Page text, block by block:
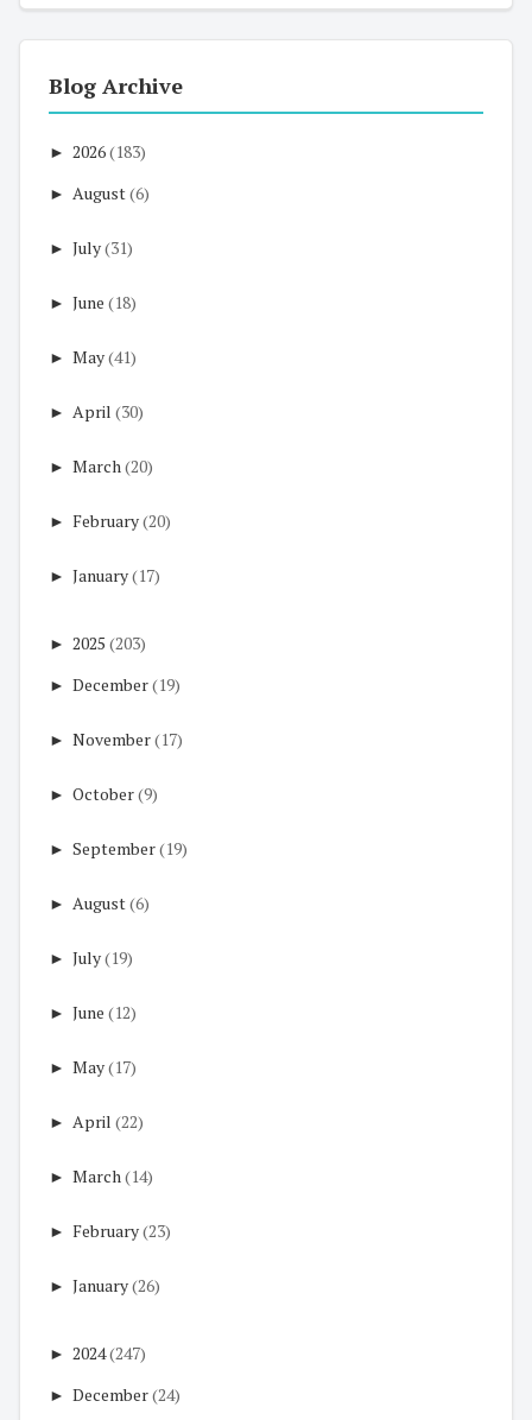
Blog Archive
► 2026(183)
► August(6)
► July(31)
► June (18)
► May(41)
► April (30)
► March(20)
► February(20)
► January(17)
► 2025 (203)
► December(19)
► November(17)
► October(9)
► September(19)
► August(6)
► July(19)
► June (12)
► May(17)
► April (22)
► March(14)
► February(23)
► January(26)
► 2024(247)
► December(24)